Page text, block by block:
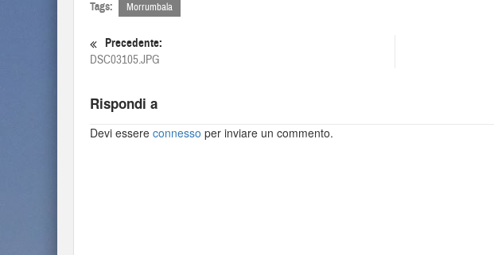
Tags: Morrumbala
Precedente:
DSC03105.JPG
Rispondi a
Devi essere connesso per inviare un commento.